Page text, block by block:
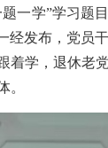
一学”学习题
发布，党员
着学，退休老
。